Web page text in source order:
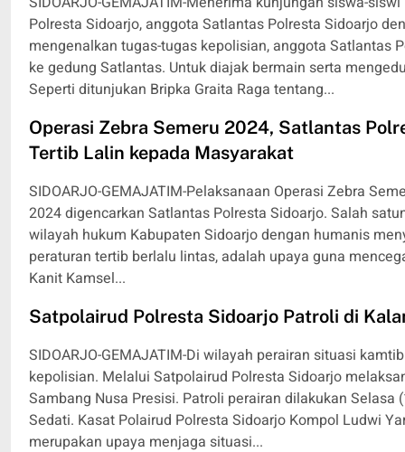
Polresta Sidoarjo, anggota Satlantas Polresta Sidoarjo
mengenalkan tugas-tugas kepolisian, anggota Satlantas
ke gedung Satlantas. Untuk diajak bermain serta
Seperti ditunjukan Bripka Graita Raga tentang...
Operasi Zebra Semeru 2024, Satlantas
Tertib Lalin kepada Masyarakat
SIDOARJO-GEMAJATIM-Pelaksanaan Operasi Zebra
2024 digencarkan Satlantas Polresta Sidoarjo. Salah
wilayah hukum Kabupaten Sidoarjo dengan humanis
peraturan tertib berlalu lintas, adalah upaya guna
Kanit Kamsel...
Satpolairud Polresta Sidoarjo Patroli di
SIDOARJO-GEMAJATIM-Di wilayah perairan situasi
kepolisian. Melalui Satpolairud Polresta Sidoarjo
Sambang Nusa Presisi. Patroli perairan dilakukan
Sedati. Kasat Polairud Polresta Sidoarjo Kompol Ludwi
merupakan upaya menjaga situasi...